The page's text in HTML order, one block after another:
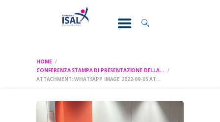
HOME
CONFERENZA STAMPA DI PRESENTAZIONE DELLA...
ATTACHMENT: WHATSAPP IMAGE 2022-09-05 AT...
CONOSCI IL
DOLORE
RICERCA
FORMAZIONE
CHI SIAMO